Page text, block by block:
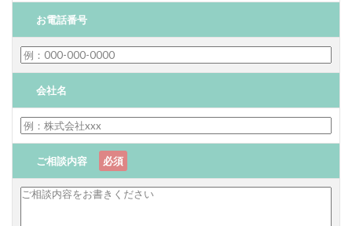
お電話番号
会社名
ご相談内容 必須